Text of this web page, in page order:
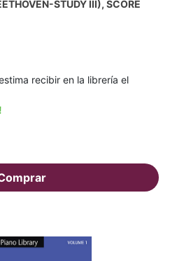
STUDY III), SCORE
recibir en la librería el